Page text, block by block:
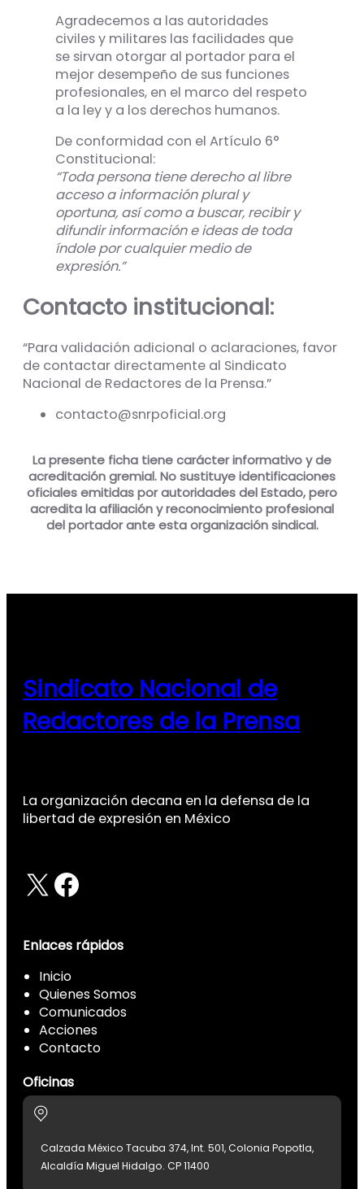
Agradecemos a las autoridades
civiles y militares las facilidades que
se sirvan otorgar al portador para el
mejor desempeño de sus funciones
profesionales, en el marco del respeto
a la ley y a los derechos humanos.
De conformidad con el Artículo 6°
Constitucional:
“Toda persona tiene derecho al libre
acceso a información plural y
oportuna, así como a buscar, recibir y
difundir información e ideas de toda
índole por cualquier medio de
expresión.”
Contacto institucional:
“Para validación adicional o aclaraciones, favor
de contactar directamente al Sindicato
Nacional de Redactores de la Prensa.”
contacto@snrpoficial.org
La presente ficha tiene carácter informativo y de
acreditación gremial. No sustituye identificaciones
oficiales emitidas por autoridades del Estado, pero
acredita la afiliación y reconocimiento profesional
del portador ante esta organización sindical.
Sindicato Nacional de
Redactores de la Prensa
La organización decana en la defensa de la
libertad de expresión en México
X Facebook
Enlaces rápidos
Inicio
Quienes Somos
Comunicados
Acciones
Contacto
Oficinas
Calzada México Tacuba 374, Int. 501, Colonia Popotla,
Alcaldía Miguel Hidalgo. CP 11400